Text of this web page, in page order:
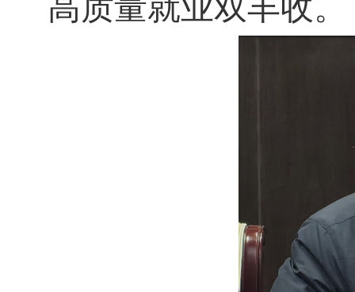
高质量就业双丰收。